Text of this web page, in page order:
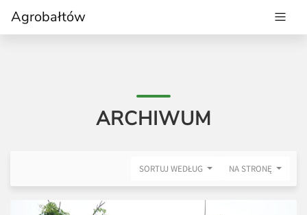
Agrobałtów
ARCHIWUM
SORTUJ WEDŁUG NA STRONĘ